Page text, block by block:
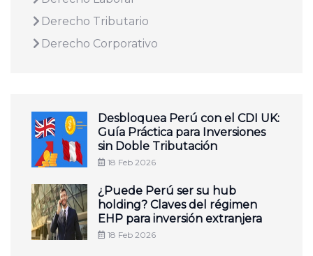
Derecho Tributario
Derecho Corporativo
Desbloquea Perú con el CDI UK:
Guía Práctica para Inversiones
sin Doble Tributación
18 Feb 2026
¿Puede Perú ser su hub
holding? Claves del régimen
EHP para inversión extranjera
18 Feb 2026